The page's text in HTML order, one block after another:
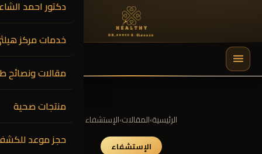
دكتور احمد
خدمات مركز
مقالات ونصائح
منتجات صحية
حجز موعد
$0.00
الرئيسية›المقالات›الإستشفاء
الإستشفاء